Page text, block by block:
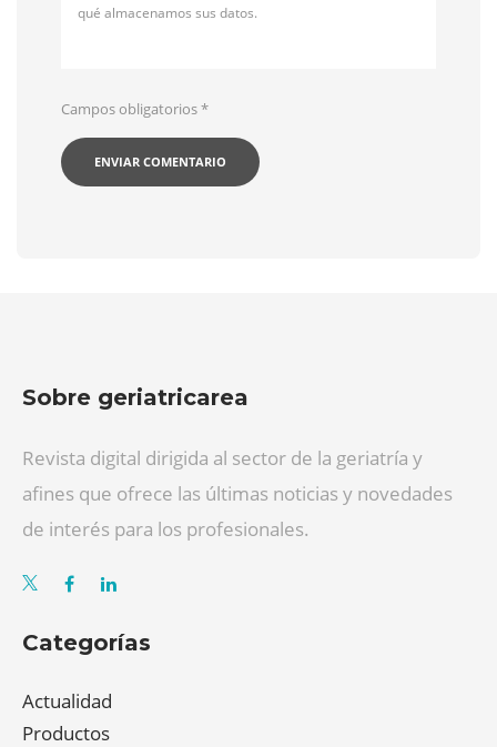
qué almacenamos sus datos.
Campos obligatorios*
Sobre geriatricarea
Revista digital dirigida al sector de la geriatría y
afines que ofrece las últimas noticias y novedades
de interés para los profesionales.
Categorías
Actualidad
Productos